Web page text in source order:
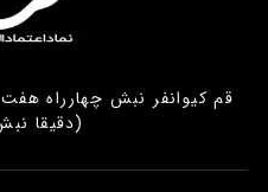
قم کیوانفر نبش چهارراه
(دقیقا